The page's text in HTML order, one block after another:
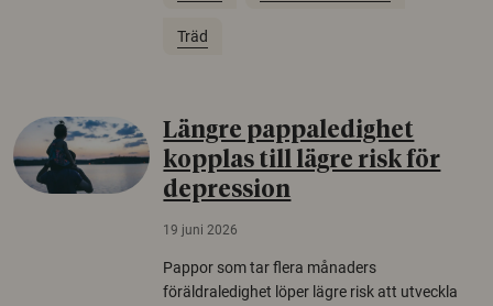
Träd
Längre pappaledighet
kopplas till lägre risk för
depression
19 juni 2026
Pappor som tar flera månaders
föräldraledighet löper lägre risk att utveckla